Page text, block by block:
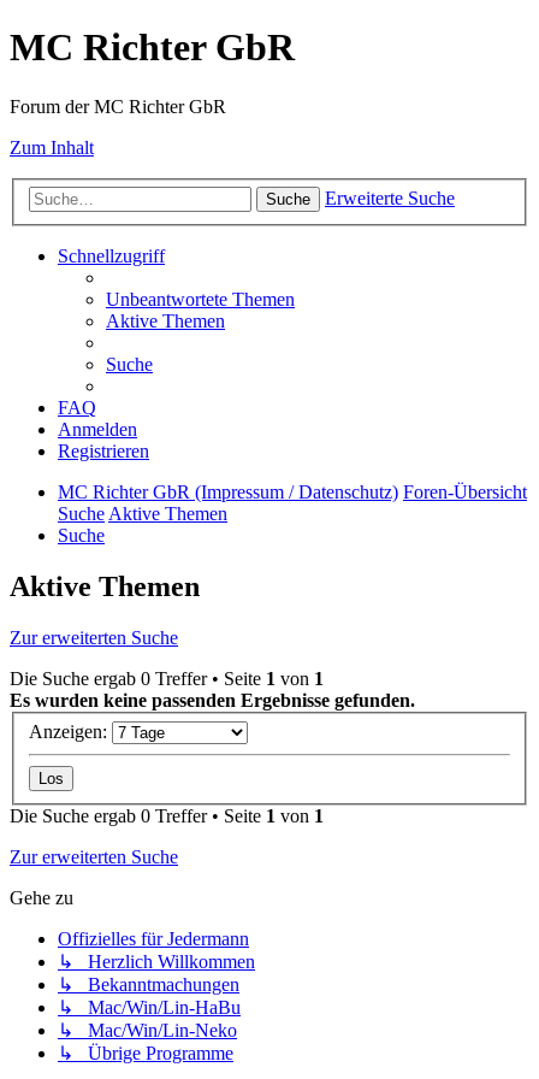
MC Richter GbR
Forum der MC Richter GbR
Zum Inhalt
Suche Erweiterte Suche
Schnellzugriff
Unbeantwortete Themen
Aktive Themen
Suche
FAQ
Anmelden
Registrieren
MC Richter GbR (Impressum / Datenschutz) Foren-Übersicht
SucheAktive Themen
Suche
Aktive Themen
Zur erweiterten Suche
Die Suche ergab 0 Treffer • Seite 1 von 1
Es wurden keine passenden Ergebnisse gefunden.
Anzeigen:
Die Suche ergab 0 Treffer • Seite 1 von 1
Zur erweiterten Suche
Gehe zu
Offizielles für Jedermann
↳ Herzlich Willkommen
↳ Bekanntmachungen
↳ Mac/Win/Lin-HaBu
↳ Mac/Win/Lin-Neko
↳ Übrige Programme